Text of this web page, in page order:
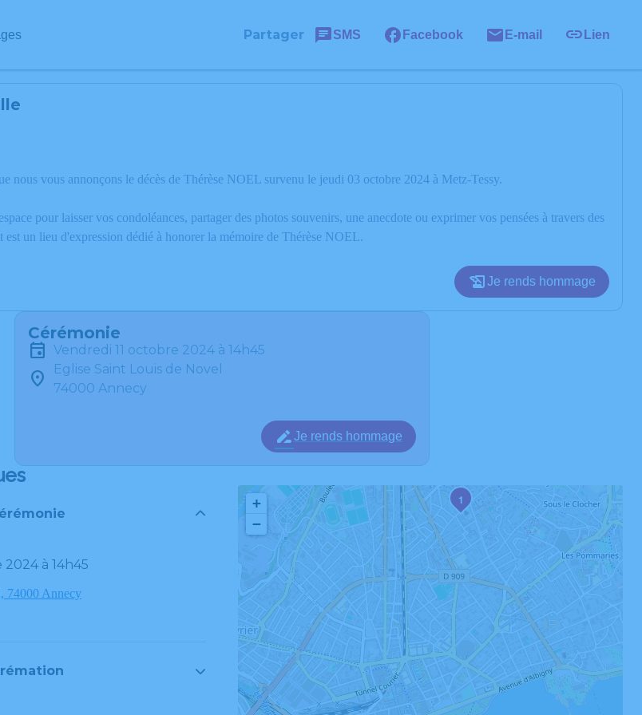
Partager SMS Facebook E-mail Lien
nous vous annonçons le décès de Thérèse NOEL survenu le jeudi 03 octobre 2024 à Metz-Tessy.
pour laisser vos condoléances, partager des photos souvenirs, une anecdote ou exprimer vos pensées à travers des
est un lieu d'expression dédié à honorer la mémoire de Thérèse NOEL.
Je rends hommage
Cérémonie
vendredi 11 octobre 2024 à 14h45
Eglise Saint Louis de Novel
74000 Annecy
Je rends hommage
2024 à 14h45
74000 Annecy
1
+
−